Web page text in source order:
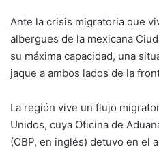
Ante la crisis migratoria que
albergues de la mexicana
su máxima capacidad, una
jaque a ambos lados de la
La región vive un flujo
Unidos, cuya Oficina de
(CBP, en inglés) detuvo en el